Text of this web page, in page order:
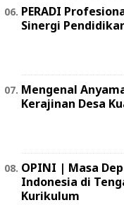
PERADI
Sinergi
Mengenal
Kerajinan Desa
OPINI | Masa
Indonesia di
Kurikulum